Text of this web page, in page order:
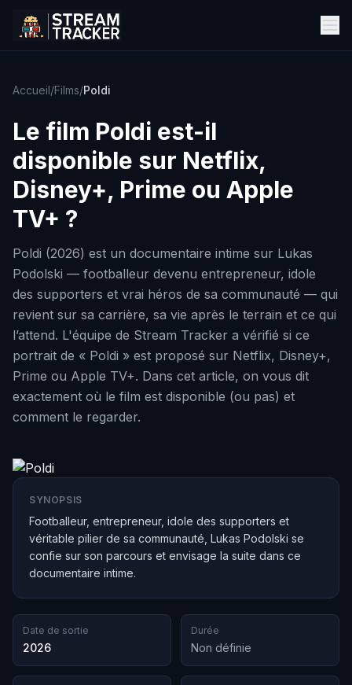
Accueil/Films/Poldi
Le film Poldi est-il
disponible sur Netflix,
Disney+, Prime ou Apple
TV+ ?
Poldi (2026) est un documentaire intime sur Lukas
Podolski — footballeur devenu entrepreneur, idole
des supporters et vrai héros de sa communauté — qui
revient sur sa carrière, sa vie après le terrain et ce qui
l’attend. L'équipe de Stream Tracker a vérifié si ce
portrait de « Poldi » est proposé sur Netflix, Disney+,
Prime ou Apple TV+. Dans cet article, on vous dit
exactement où le film est disponible (ou pas) et
comment le regarder.
SYNOPSIS
Footballeur, entrepreneur, idole des supporters et
véritable pilier de sa communauté, Lukas Podolski se
confie sur son parcours et envisage la suite dans ce
documentaire intime.
Date de sortie
2026
Durée
Non définie